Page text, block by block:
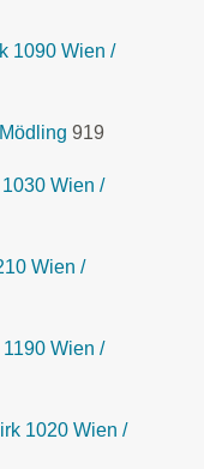
1090 Wien /
919
Wien /
Wien /
Wien /
1020 Wien /